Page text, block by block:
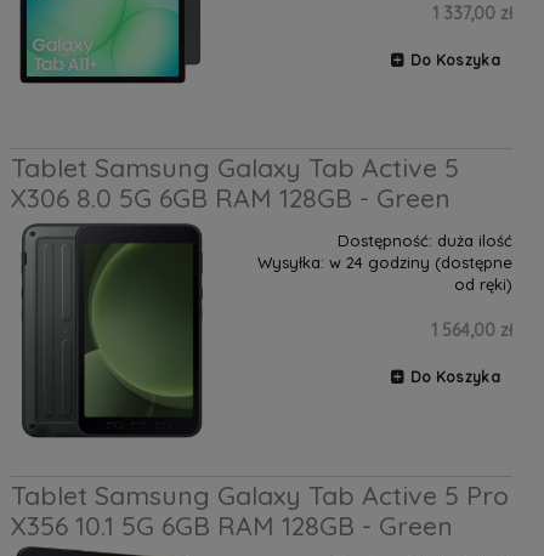
1 337,00 zł
Do Koszyka
Tablet Samsung Galaxy Tab Active 5
X306 8.0 5G 6GB RAM 128GB - Green
Dostępność: duża ilość
Wysyłka: w 24 godziny (dostępne
od ręki)
1 564,00 zł
Do Koszyka
Tablet Samsung Galaxy Tab Active 5 Pro
X356 10.1 5G 6GB RAM 128GB - Green